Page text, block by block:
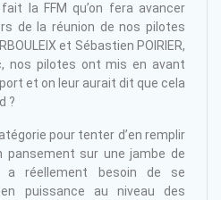
la FFM qu’on fera avancer
de la réunion de nos pilotes
et Sébastien POIRIER,
nos pilotes ont mis en avant
et on leur aurait dit que cela
?
pour tenter d’en remplir
pansement sur une jambe de
a réellement besoin de se
puissance au niveau des